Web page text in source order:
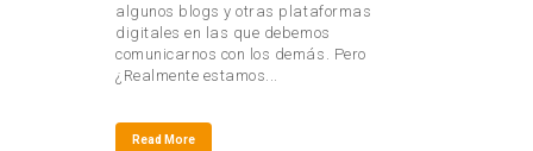
algunos blogs y otras plataformas
digitales en las que debemos
comunicarnos con los demás. Pero
¿Realmente estamos...
Read More